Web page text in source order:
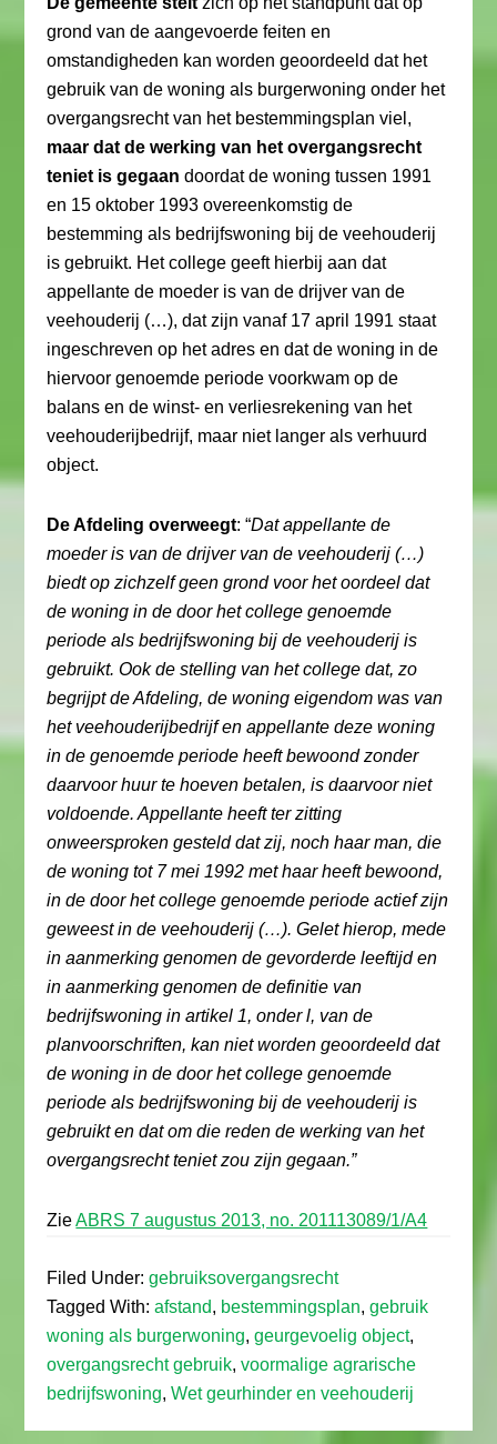
grond van de aangevoerde feiten en
omstandigheden kan worden geoordeeld dat het
gebruik van de woning als burgerwoning onder het
overgangsrecht van het bestemmingsplan viel,
maar dat de werking van het overgangsrecht
teniet is gegaan doordat de woning tussen 1991
en 15 oktober 1993 overeenkomstig de
bestemming als bedrijfswoning bij de veehouderij
is gebruikt. Het college geeft hierbij aan dat
appellante de moeder is van de drijver van de
veehouderij (…), dat zijn vanaf 17 april 1991 staat
ingeschreven op het adres en dat de woning in de
hiervoor genoemde periode voorkwam op de
balans en de winst- en verliesrekening van het
veehouderijbedrijf, maar niet langer als verhuurd
object.
De Afdeling overweegt: “Dat appellante de
moeder is van de drijver van de veehouderij (…)
biedt op zichzelf geen grond voor het oordeel dat
de woning in de door het college genoemde
periode als bedrijfswoning bij de veehouderij is
gebruikt. Ook de stelling van het college dat, zo
begrijpt de Afdeling, de woning eigendom was van
het veehouderijbedrijf en appellante deze woning
in de genoemde periode heeft bewoond zonder
daarvoor huur te hoeven betalen, is daarvoor niet
voldoende. Appellante heeft ter zitting
onweersproken gesteld dat zij, noch haar man, die
de woning tot 7 mei 1992 met haar heeft bewoond,
in de door het college genoemde periode actief zijn
geweest in de veehouderij (…). Gelet hierop, mede
in aanmerking genomen de gevorderde leeftijd en
in aanmerking genomen de definitie van
bedrijfswoning in artikel 1, onder l, van de
planvoorschriften, kan niet worden geoordeeld dat
de woning in de door het college genoemde
periode als bedrijfswoning bij de veehouderij is
gebruikt en dat om die reden de werking van het
overgangsrecht teniet zou zijn gegaan.”
ZieABRS 7 augustus 2013, no. 201113089/1/A4
Filed Under:gebruiksovergangsrecht
Tagged With:afstand, bestemmingsplan,gebruik
woning als burgerwoning,geurgevoelig object,
overgangsrecht gebruik,voormalige agrarische
bedrijfswoning,Wet geurhinder en veehouderij